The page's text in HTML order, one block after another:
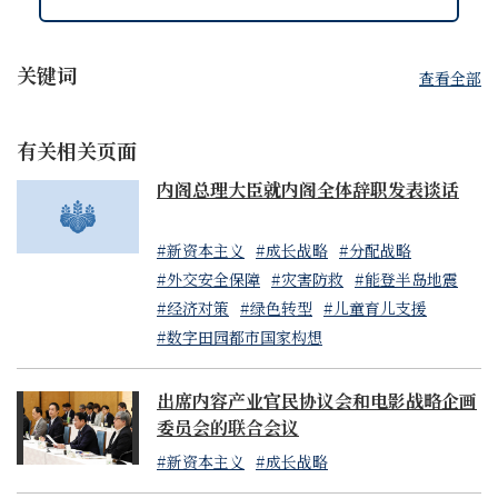
关键词 查看全部
有关相关页面
内阁总理大臣就内阁全体辞职发表谈话
#新资本主义 #成长战略 #分配战略
#外交安全保障 #灾害防救 #能登半岛地震
#经济对策 #绿色转型 #儿童育儿支援
#数字田园都市国家构想
出席内容产业官民协议会和电影战略企画
委员会的联合会议
#新资本主义 #成长战略